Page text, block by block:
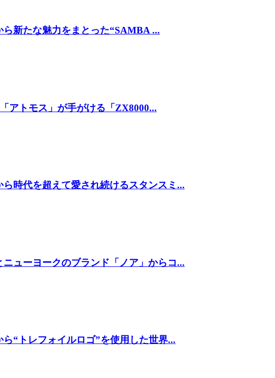
ら新たな魅力をまとった“SAMBA ...
アトモス」が手がける「ZX8000...
ら時代を超えて愛され続けるスタンスミ...
ニューヨークのブランド「ノア」からコ...
ら“トレフォイルロゴ”を使⽤した世界...